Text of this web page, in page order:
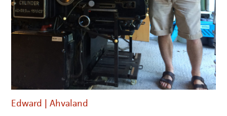
Edward | Ahvaland